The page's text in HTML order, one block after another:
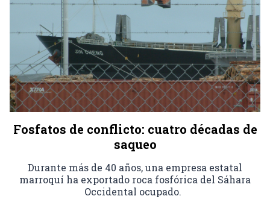
Fosfatos de conflicto: cuatro décadas de
saqueo
Durante más de 40 años, una empresa estatal
marroquí ha exportado roca fosfórica del Sáhara
Occidental ocupado.